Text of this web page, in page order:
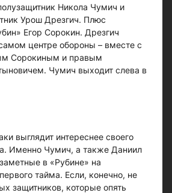
Никола Чумич и
Урош Дрезгич. Плюс
Егор Сорокин. Дрезгич
центре обороны – вместе с
Сорокиным и правым
Чумич выходит слева в
выглядит интереснее своего
Именно Чумич, а также Даниил
в «Рубине» на
тайма. Если, конечно, не
защитников, которые опять